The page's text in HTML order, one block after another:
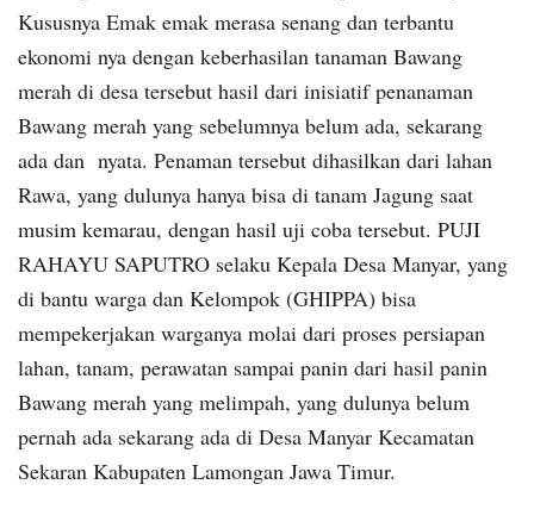
Kususnya Emak emak merasa senang dan terbantu
ekonomi nya dengan keberhasilan tanaman Bawang
merah di desa tersebut hasil dari inisiatif penanaman
Bawang merah yang sebelumnya belum ada, sekarang
ada dan nyata. Penaman tersebut dihasilkan dari lahan
Rawa, yang dulunya hanya bisa di tanam Jagung saat
musim kemarau, dengan hasil uji coba tersebut. PUJI
RAHAYU SAPUTRO selaku Kepala Desa Manyar, yang
di bantu warga dan Kelompok (GHIPPA) bisa
mempekerjakan warganya molai dari proses persiapan
lahan, tanam, perawatan sampai panin dari hasil panin
Bawang merah yang melimpah, yang dulunya belum
pernah ada sekarang ada di Desa Manyar Kecamatan
Sekaran Kabupaten Lamongan Jawa Timur.